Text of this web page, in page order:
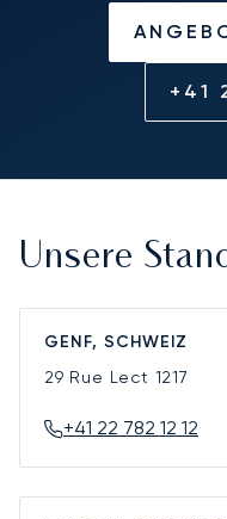
+41
Unsere
GENF, SCHWEIZ
29 Rue Lect 1217
+41 22 782 12 12